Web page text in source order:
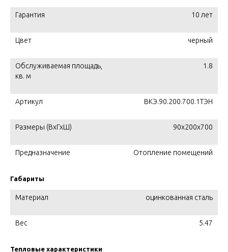
Гарантия 10 лет
Цвет черный
Обслуживаемая площадь,
кв. м
1.8
Артикул ВКЭ.90.200.700.1ТЭН
Размеры (ВхГхШ) 90х200х700
Предназначение Отопление помещений
Габариты
Материал оцинкованная сталь
Вес 5.47
Тепловые характеристики